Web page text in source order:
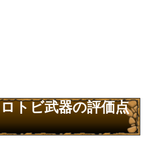
トビ武器の評価点